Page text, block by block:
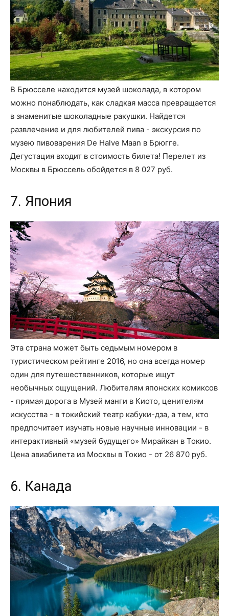
В Брюсселе находится музей шоколада, в котором
можно понаблюдать, как сладкая масса превращается
в знаменитые шоколадные ракушки. Найдется
развлечение и для любителей пива - экскурсия по
музею пивоварения De Halve Maan в Брюгге.
Дегустация входит в стоимость билета! Перелет из
Москвы в Брюссель обойдется в 8 027 руб.
7. Япония
Эта страна может быть седьмым номером в
туристическом рейтинге 2016, но она всегда номер
один для путешественников, которые ищут
необычных ощущений. Любителям японских комиксов
- прямая дорога в Музей манги в Киото, ценителям
искусства - в токийский театр кабуки-дза, а тем, кто
предпочитает изучать новые научные инновации - в
интерактивный «музей будущего» Мирайкан в Токио.
Цена авиабилета из Москвы в Токио - от 26 870 руб.
6. Канада